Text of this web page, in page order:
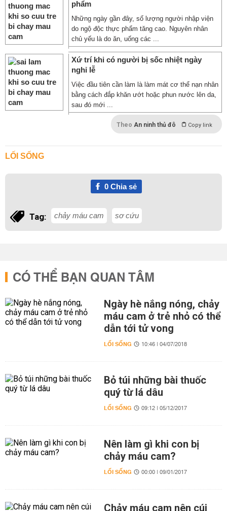
phẩm
Những ngày gần đây, số lượng người nhập viện
do ngộ độc thực phẩm tăng cao. Nguyên nhân
chủ yếu là do ăn, uống các ...
Xứ trí khi có người bị sốc nhiệt ngày
nghỉ lễ
Việc đầu tiên cần làm là làm mát cơ thể nạn nhân
bằng cách đắp khăn ướt hoặc phun nước lên da,
sau đó mới ...
Theo An ninh thủ đô Copy link
LỐI SỐNG
0Chia sẻ
Tag: chảy máu cam sơ cứu
CÓ THỂ BẠN QUAN TÂM
Ngày hè nắng nóng, chảy
máu cam ở trẻ nhỏ có thể
dẫn tới tử vong
LỐI SỐNG 10:46 | 04/07/2018
Bỏ túi những bài thuốc
quý từ lá dâu
LỐI SỐNG 09:12 | 05/12/2017
Nên làm gì khi con bị
chảy máu cam?
LỐI SỐNG 00:00 | 09/01/2017
Chảy máu cam nên cúi